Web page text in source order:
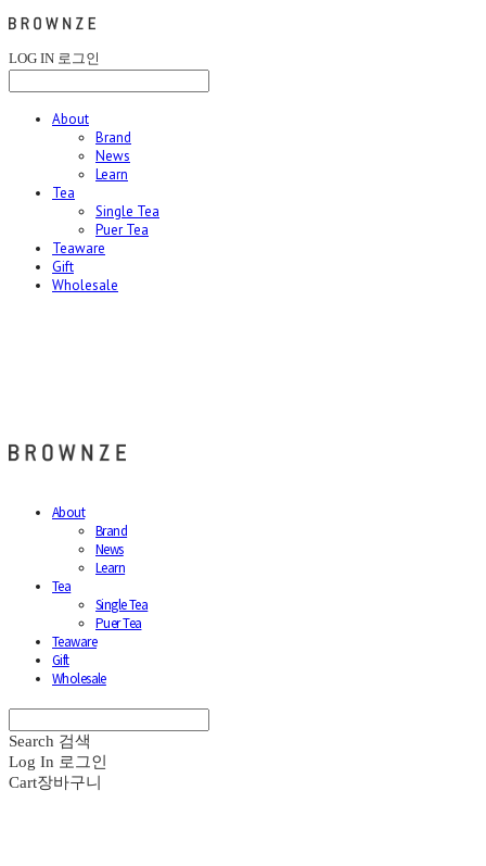
LOG IN 로그인
About
Brand
News
Learn
Tea
Single Tea
Puer Tea
Teaware
Gift
Wholesale
About
Brand
News
Learn
Tea
Single Tea
Puer Tea
Teaware
Gift
Wholesale
Search 검색
Log In 로그인
Cart장바구니